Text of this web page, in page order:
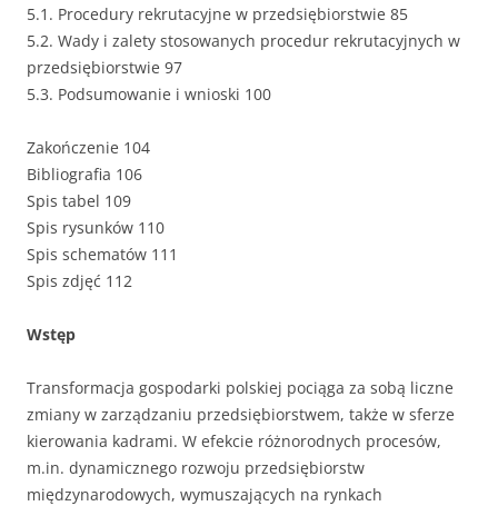
5.1. Procedury rekrutacyjne w przedsiębiorstwie 85
5.2. Wady i zalety stosowanych procedur rekrutacyjnych w
przedsiębiorstwie 97
5.3. Podsumowanie i wnioski 100
Zakończenie 104
Bibliografia 106
Spis tabel 109
Spis rysunków 110
Spis schematów 111
Spis zdjęć 112
Wstęp
Transformacja gospodarki polskiej pociąga za sobą liczne
zmiany w zarządzaniu przedsiębiorstwem, także w sferze
kierowania kadrami. W efekcie różnorodnych procesów,
m.in. dynamicznego rozwoju przedsię­biorstw
międzynarodowych, wymuszających na rynkach